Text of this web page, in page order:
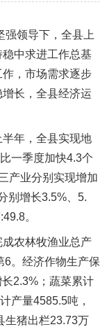
强领导下，全县上
中求进工作总基
，市场需求逐步
长，全县经济运
年，全县实现地
一季度加快4.3个
产业分别实现增加
别增长3.5%、5.
。
农林牧渔业总产
6。经济作物生产保
2.3%；蔬菜累计
产量4585.5吨，
生猪出栏23.73万